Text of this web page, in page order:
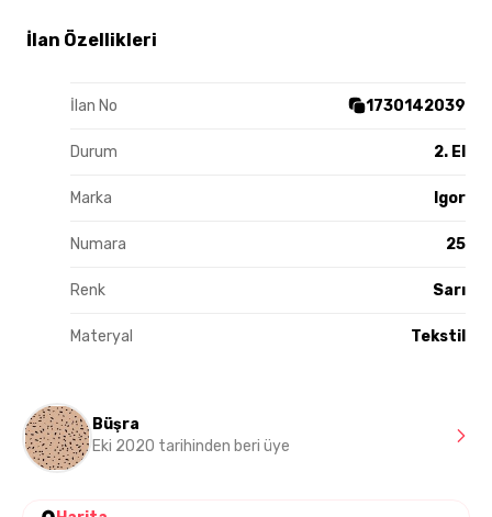
İlan Özellikleri
İlan No 1730142039
Durum 2. El
Marka Igor
Numara 25
Renk Sarı
Materyal Tekstil
Büşra
Eki 2020 tarihinden beri üye